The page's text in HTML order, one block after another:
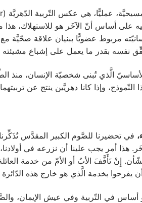
على أساس أنّ الآخَر هو
مربوط عضويًّا ببنيان علاقة صحّيَّة
نفسه بقدر ما يعمل على إشباع
الَّذي تُبنى شخصيّة الإنسان، منذ
النّموذج، وإذا كانا دهريَّين ينتج عن
في تحضيرنا للصَّوم الكبير المقدَّس
هذا أمر يجب علينا أن نزرعه في
إِنْ تَأَفَّفَ الأبُ أو الأمّ من خدمة
يفرحوا بخدمة الَّذي هو خارج هذه
في التّربية وفي عيش الإيمان،